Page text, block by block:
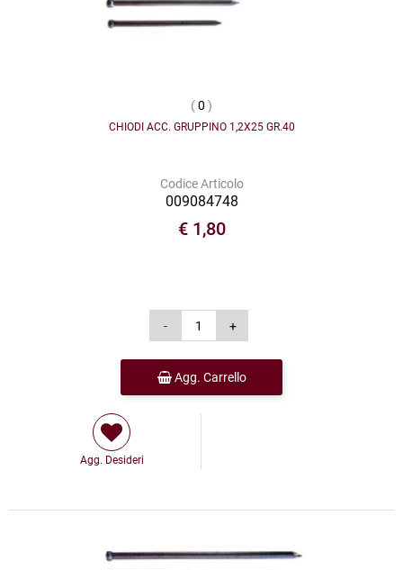
(0 )
CHIODI ACC. GRUPPINO 1,2X25 GR.40
Codice Articolo
009084748
€ 1,80
Agg. Carrello
Agg. Desideri